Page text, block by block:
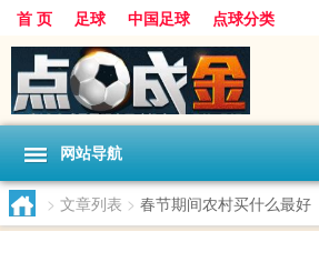
首 页 足球 中国足球 点球分类
网站导航
> 文章列表 > 春节期间农村买什么最好